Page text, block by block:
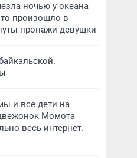
ночью у океана
произошло в
пропажи девушки
и все дети на
Момота
весь интернет.